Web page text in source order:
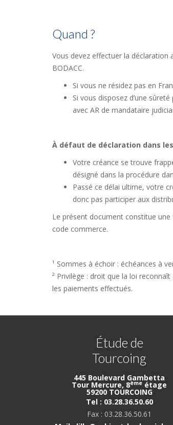
Quand ?
Vous devez effectuer la déclaration
BODACC.
Si vous ne résidez pas en
Si vous disposez d’une
avec AR de mandataire
À défaut de déclaration dans
Votre créance se trouve
désigné dans la procédure
Passé ce délai ultime, votre
donc pas participer aux
Le présent document constitue
code commerce.
¹ Sommes à échoir : échéances à
² Privilège : droit que la loi
les paiements effectués.
Étude de
Tourcoing
445 Boulevard Gambetta
Tour Mercure, 8ème étage
59200 TOURCOING
Tel : 03.28.36.50.60
Fax : 03.28.36.50.61